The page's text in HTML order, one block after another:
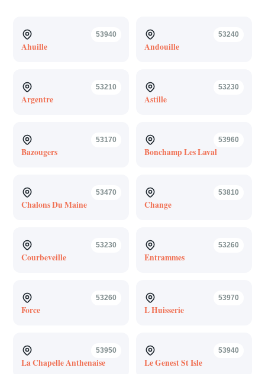
53940
Ahuille
53240
Andouille
53210
Argentre
53230
Astille
53170
Bazougers
53960
Bonchamp Les Laval
53470
Chalons Du Maine
53810
Change
53230
Courbeveille
53260
Entrammes
53260
Force
53970
L Huisserie
53950
La Chapelle Anthenaise
53940
Le Genest St Isle